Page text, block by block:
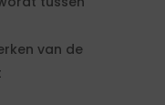
van de